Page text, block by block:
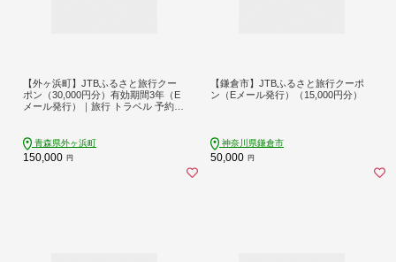
【外ヶ浜町】JTBふるさと旅行クー
ポン（30,000円分）有効期間3年（E
メール発行）｜旅行 トラベル 予約
ケット 子供 子連れ カップル 家族 人
気 おすすめ 旅行クーポン 店頭 オン
ライン ネット予約 電話 有効期間3年
青森県外ヶ浜町
150,000 円
【鎌倉市】JTBふるさと旅行クーポ
ン（Eメール発行）（15,000円分）
神奈川県鎌倉市
50,000 円